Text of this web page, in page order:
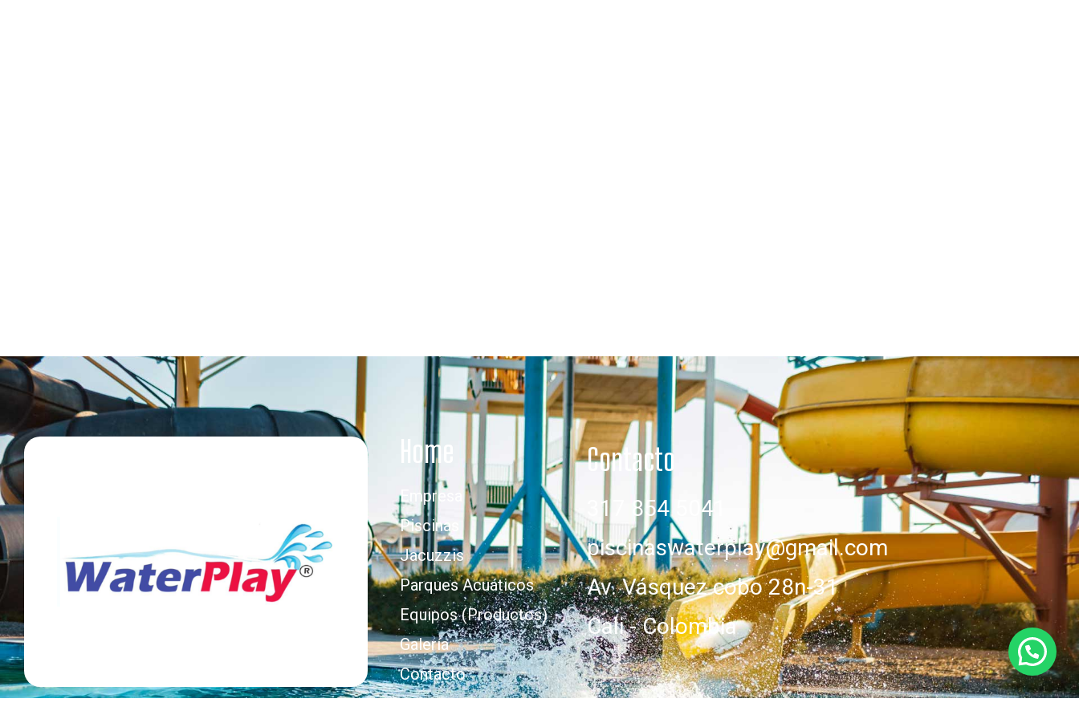
Home
Empresa
Piscinas
Jacuzzis
Parques Acuáticos
Equipos (Productos)
Galería
Contacto
Contacto
317 854 5041
piscinaswaterplay@gmail.com
Av. Vásquez cobo 28n-31
Cali - Colombia